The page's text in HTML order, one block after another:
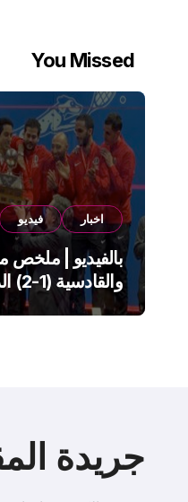
You Missed
اخبار فيديو
بالفيديو | ملخص
السعودي
جريدة